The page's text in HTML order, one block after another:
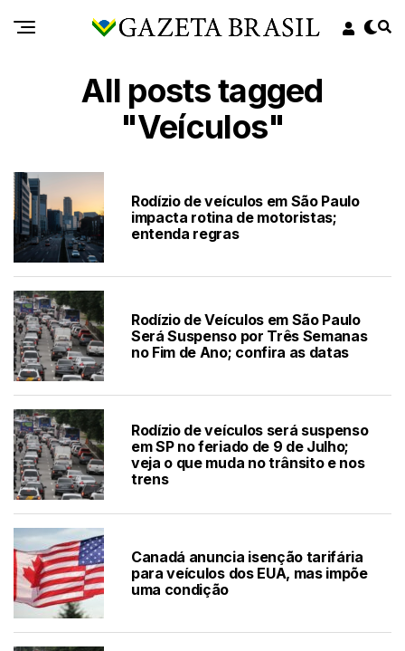
All posts tagged
"Veículos"
Rodízio de veículos em São Paulo
impacta rotina de motoristas;
entenda regras
Rodízio de Veículos em São Paulo
Será Suspenso por Três Semanas
no Fim de Ano; confira as datas
Rodízio de veículos será suspenso
em SP no feriado de 9 de Julho;
veja o que muda no trânsito e nos
trens
Canadá anuncia isenção tarifária
para veículos dos EUA, mas impõe
uma condição